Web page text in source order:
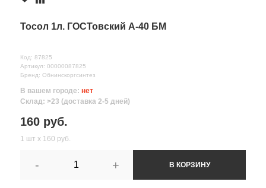
Тосол 1л. ГОСТовский А-40 БМ
Код: 87825
Артикул: 00000087825
Бренд: Обнинскоргсинтез
В вашем городе: нет
Склад: >23 (доставка 2-5 дней)
160 руб.
1 шт х 160 руб.
- + В КОРЗИНУ